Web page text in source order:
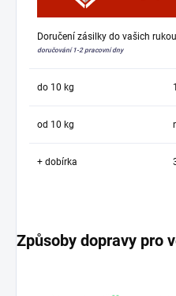
Doručení zásilky do vašich
doručování 1-2 pracovní dny
do 10 kg
od 10 kg
+ dobírka
Způsoby dopravy pro